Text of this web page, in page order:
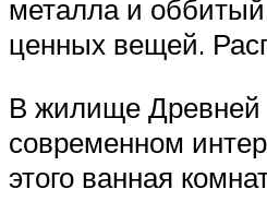
металла и
ценных вещей.
В жилище Древней
современном
этого ванная